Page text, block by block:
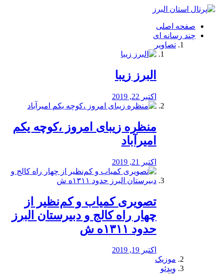
فصد
شرق
تهران
خشکشویی
صفحه اصلی
چند رسانه ای
تصاویر
البرز زیبا
اکتبر 22, 2019
منظره‌‌ زیبای امروز ،کوچه یکم
امیرآباد
اکتبر 21, 2019
️تصویری کمیاب و کم‌نظیر از
چهار راه كالج و دبيرستان البرز
حدود ۱۳۱۱ه ش
اکتبر 19, 2019
موزیک
ویدئو